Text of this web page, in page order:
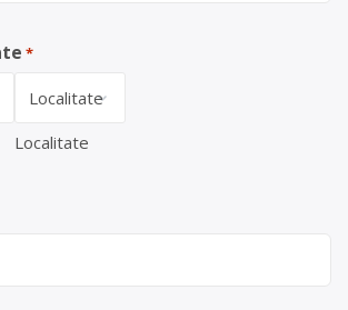
*
Localitate